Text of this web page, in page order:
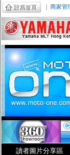
商家管
讀者圖片分享區